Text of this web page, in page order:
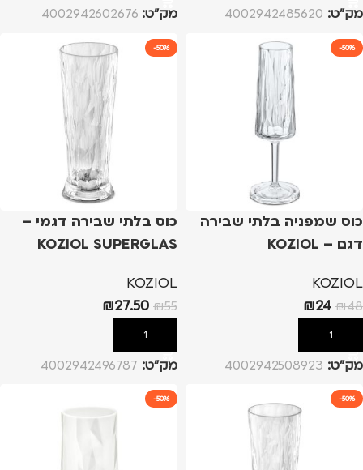
מק”ט: 4002942485620 מק”ט: 4002942602676
-50%
כוס שמפניה בלתי שבירה
דגם – KOZIOL
– שקוף
KOZIOL
₪48
₪24
הוספה לסל
מק”ט: 4002942508923
-50%
כוס בלתי שבירה דגמי –
KOZIOL SUPERGLAS
500ml
KOZIOL
₪55
₪27.50
הוספה לסל
מק”ט: 4002942496787
-50%
-50%